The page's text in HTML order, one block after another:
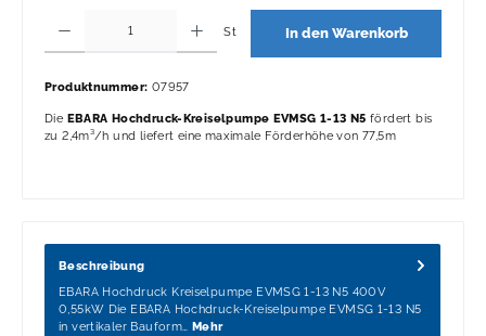
St In den Warenkorb
Produktnummer: 07957
Die EBARA Hochdruck-Kreiselpumpe EVMSG 1-13 N5fördert bis
zu 2,4m³/h und liefert eine maximale Förderhöhe von 77,5m
Beschreibung
EBARA Hochdruck Kreiselpumpe EVMSG 1-13 N5 400V
0,55kW Die EBARA Hochdruck-Kreiselpumpe EVMSG 1-13 N5
in vertikaler Bauform… Mehr